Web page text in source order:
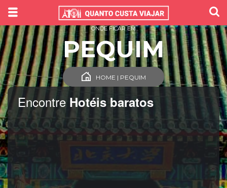
Encontre Hotéis baratos
ONDE FICAR EM
PEQUIM
HOME | PEQUIM